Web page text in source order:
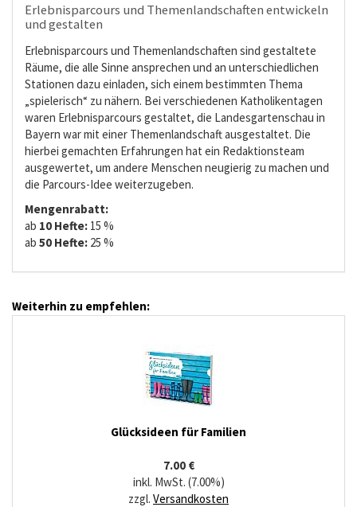
Erlebnisparcours und Themenlandschaften entwickeln
und gestalten
Erlebnisparcours und Themenland­schaften sind gestaltete
Räume, die alle Sinne ansprechen und an unterschied­lichen
Stationen dazu einladen, sich einem bestimmten Thema
„spielerisch“ zu nähern. Bei verschiedenen Katholiken­tagen
waren Erlebnis­parcours gestaltet, die Landesgarten­schau in
Bayern war mit einer Themenlandschaft ausgestaltet. Die
hierbei gemachten Erfahrungen hat ein Redaktionsteam
ausgewertet, um andere Menschen neugierig zu machen und
die Parcours-Idee weiterzugeben.
Mengenrabatt:
ab 10 Hefte: 15 %
ab 50 Hefte: 25 %
Weiterhin zu empfehlen:
Glücksideen für Familien
7.00 €
inkl. MwSt. (7.00%)
zzgl. Versandkosten